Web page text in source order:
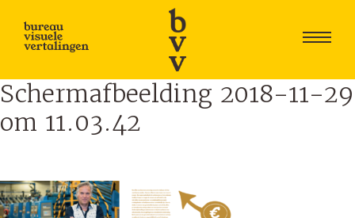
Skip
to
content
Schermafbeelding 2018-11-29
om 11.03.42